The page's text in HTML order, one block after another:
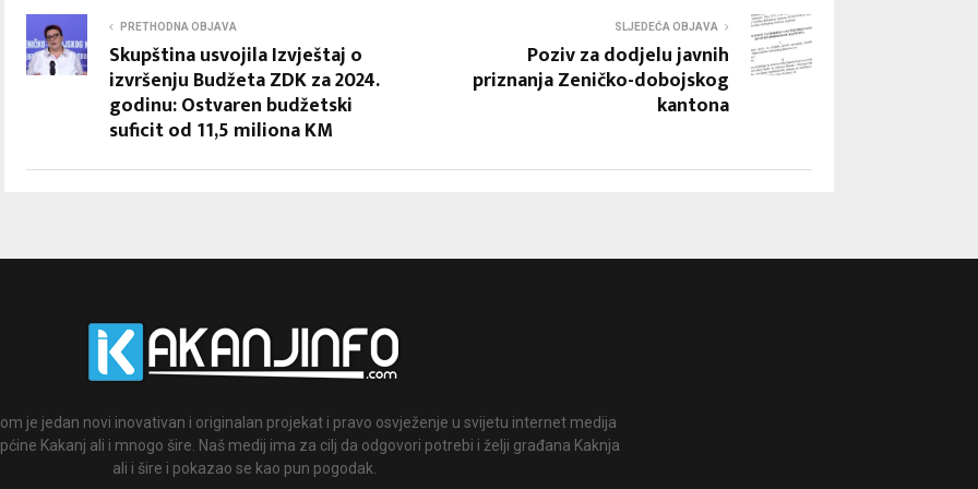
PRETHODNA OBJAVA
Skupština usvojila Izvještaj o
izvršenju Budžeta ZDK za 2024.
godinu: Ostvaren budžetski
suficit od 11,5 miliona KM
SLJEDEĆA OBJAVA
Poziv za dodjelu javnih
priznanja Zeničko-dobojskog
kantona
je jedan novi inovativan i originalan projekat i pravo osvježenje u svijetu internet medija
Kakanj ali i mnogo šire. Naš medij ima za cilj da odgovori potrebi i želji građana Kaknja
ali i šire i pokazao se kao pun pogodak.